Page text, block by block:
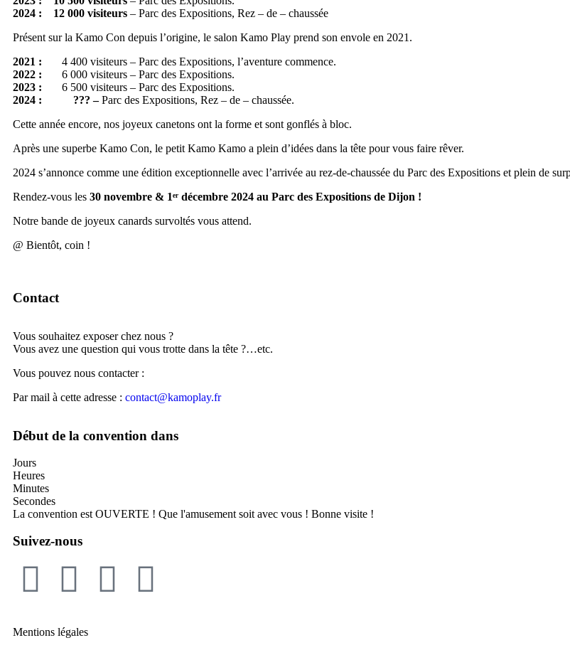
2024 : 12 000 visiteurs – Parc des Expositions, Rez – de – chaussée
Présent sur la Kamo Con depuis l’origine, le salon Kamo Play prend son envole en 2021.
2021 : 4 400 visiteurs – Parc des Expositions, l’aventure commence.
2022 : 6 000 visiteurs – Parc des Expositions.
2023 : 6 500 visiteurs – Parc des Expositions.
2024 : ??? –Parc des Expositions, Rez – de – chaussée.
Cette année encore, nos joyeux canetons ont la forme et sont gonflés à bloc.
Après une superbe Kamo Con, le petit Kamo Kamo a plein d’idées dans la tête pour vous faire rêver.
2024 s’annonce comme une édition exceptionnelle avec l’arrivée au rez-de-chaussée du Parc des Expositions et plein de
Rendez-vous les 30 novembre & 1ᵉʳ décembre 2024 au Parc des Expositions de Dijon !
Notre bande de joyeux canards survoltés vous attend.
@ Bientôt, coin !
Contact
Vous souhaitez exposer chez nous ?
Vous avez une question qui vous trotte dans la tête ?…etc.
Vous pouvez nous contacter :
Par mail à cette adresse : contact@kamoplay.fr
Début de la convention dans
Jours
Heures
Minutes
Secondes
La convention est OUVERTE ! Que l'amusement soit avec vous ! Bonne visite !
Suivez-nous
Mentions légales